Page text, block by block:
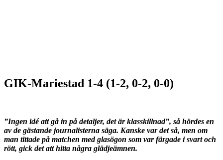
GIK-Mariestad 1-4 (1-2, 0-2, 0-0)
”Ingen idé att gå in på detaljer, det är klasskillnad”, så hördes en
av de gästande journalisterna säga. Kanske var det så, men om
man tittade på matchen med glasögon som var färgade i svart och
rött, gick det att hitta några glädjeämnen.